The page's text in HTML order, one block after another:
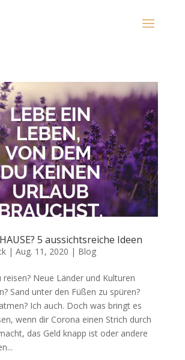
5 aussichtsreiche Ideen
| Aug. 11, 2020 | Blog
reisen? Neue Länder und Kulturen
Sand unter den Füßen zu spüren?
Ich auch. Doch was bringt es
wenn dir Corona einen Strich durch
das Geld knapp ist oder andere